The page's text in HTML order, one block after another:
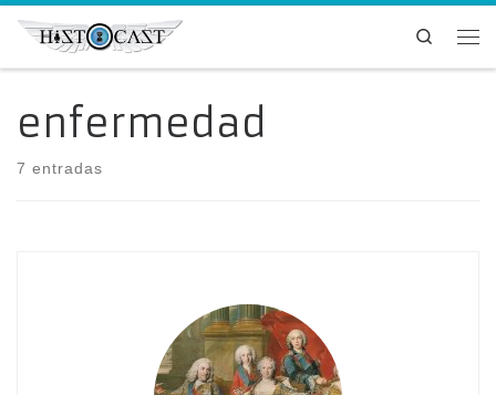
Saltar al contenido
Search
enfermedad
7 entradas